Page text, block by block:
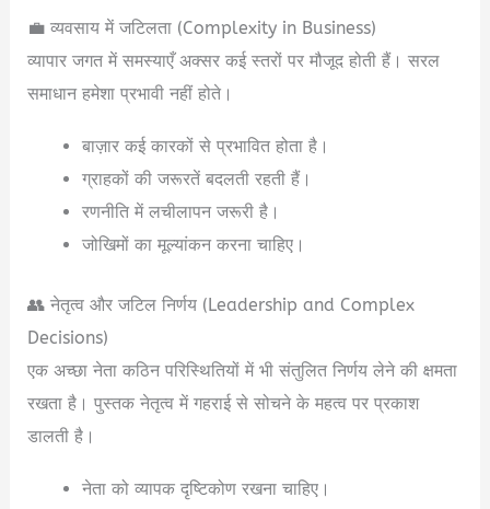
💼 व्यवसाय में जटिलता (Complexity in Business)
व्यापार जगत में समस्याएँ अक्सर कई स्तरों पर मौजूद होती हैं। सरल
समाधान हमेशा प्रभावी नहीं होते।
बाज़ार कई कारकों से प्रभावित होता है।
ग्राहकों की जरूरतें बदलती रहती हैं।
रणनीति में लचीलापन जरूरी है।
जोखिमों का मूल्यांकन करना चाहिए।
👥 नेतृत्व और जटिल निर्णय (Leadership and Complex
Decisions)
एक अच्छा नेता कठिन परिस्थितियों में भी संतुलित निर्णय लेने की क्षमता
रखता है। पुस्तक नेतृत्व में गहराई से सोचने के महत्व पर प्रकाश
डालती है।
नेता को व्यापक दृष्टिकोण रखना चाहिए।